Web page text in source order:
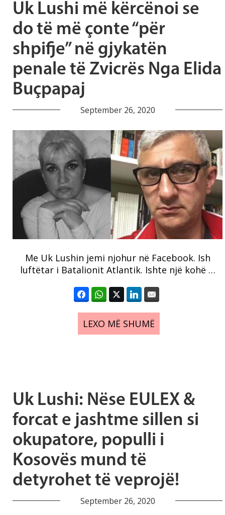
Uk Lushi më kërcënoi se
do të më çonte “për
shpifje” në gjykatën
penale të Zvicrës Nga Elida
Buçpapaj
September 26, 2020
Me Uk Lushin jemi njohur në Facebook. Ish
luftëtar i Batalionit Atlantik. Ishte një kohë …
LEXO MË SHUMË
Uk Lushi: Nëse EULEX &
forcat e jashtme sillen si
okupatore, populli i
Kosovës mund të
detyrohet të veprojë!
September 26, 2020